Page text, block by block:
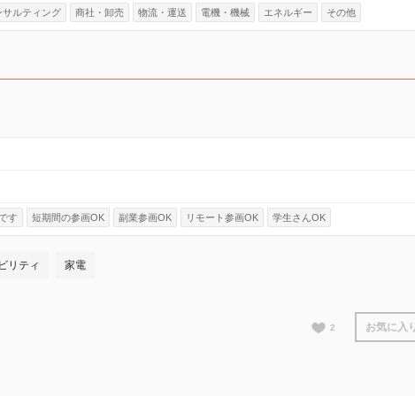
サルティング 商社・卸売 物流・運送 電機・機械 エネルギー その他
す 短期間の参画OK 副業参画OK リモート参画OK 学生さんOK
リティ 家電
2 お気に入